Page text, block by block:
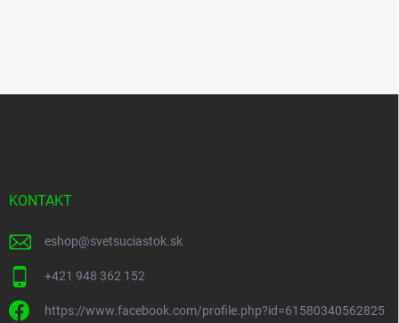
KONTAKT
eshop@svetsuciastok.sk
+421 948 362 152
https://www.facebook.com/profile.php?id=61580340562825